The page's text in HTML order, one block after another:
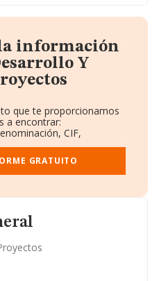
información
Y
que te proporcionamos
a encontrar:
CIF,
(BORME).
y Empleados.
y Administradores.
sobre la empresa.
complementaria.
GRATUITO